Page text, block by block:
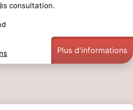
consultation.
Plus d'informations